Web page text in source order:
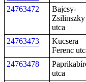
24763472
Bajcsy-
Zsilinszky
utca
24763473
Kucsera
Ferenc
24763478
utca